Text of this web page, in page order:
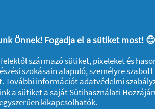
Önnek! Fogadja el a sütiket most! 😊
származó sütiket, pixeleket és
szokásain alapuló, személyre
További információtadatvédelmi
a sütiket a sajátSütihasználati
kikapcsolhatók.